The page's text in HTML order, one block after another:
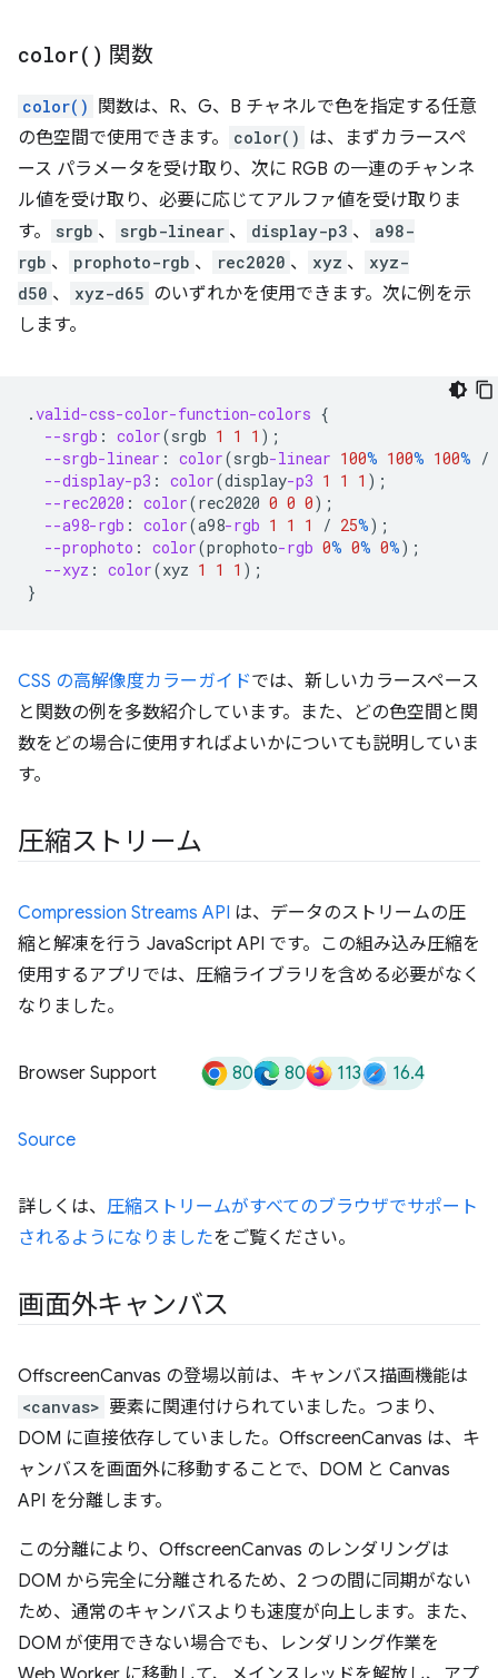
color( ) 関数
color() 関数は、R、G、B チャネルで色を指定する任意
の色空間で使用できます。
color() は、まずカラースペ
ース パラメータを受け取り、次に RGB の一連のチャンネ
ル値を受け取り、必要に応じてアルファ値を受け取りま
す。
srgb 、 srgb-linear 、 display-p3 、
a98-
rgb 、 prophoto-rgb 、 rec2020 、 xyz 、
xyz-
d50 、 xyz-d65 のいずれかを使用できます。次に例を示
します。
.valid-css-color-function-colors {
--srgb : color(srgb 1 1 1 );
--srgb-linear : color(srgb-linear 100% 100% 100% /
--display-p3 : color(display-p3 1 1 1 );
--rec2020 : color(rec2020 0 0 0);
--a98-rgb : color(a98-rgb 1 1 1 / 25%);
--prophoto : color(prophoto-rgb 0% 0% 0%);
--xyz : color(xyz 1 1 1 );
}
CSS の高解像度カラーガイドでは、新しいカラースペース
と関数の例を多数紹介しています。また、どの色空間と関
数をどの場合に使用すればよいかについても説明していま
す。
圧縮ストリーム
Compression Streams API は、データのストリームの圧
縮と解凍を行う JavaScript API です。この組み込み圧縮を
使用するアプリでは、圧縮ライブラリを含める必要がなく
なりました。
Browser Support 80 80 113 16.4
Source
詳しくは、 圧縮ストリームがすべてのブラウザでサポート
されるようになりましたをご覧ください。
画面外キャンバス
OffscreenCanvas の登場以前は、キャンバス描画機能は
<canvas> 要素に関連付けられていました。つまり、
DOM に直接依存していました。OffscreenCanvas は、キ
ャンバスを画面外に移動することで、DOM と Canvas
API を分離します。
この分離により、OffscreenCanvas のレンダリングは
DOM から完全に分離されるため、2 つの間に同期がない
ため、通常のキャンバスよりも速度が向上します。また、
DOM が使用できない場合でも、レンダリング作業を